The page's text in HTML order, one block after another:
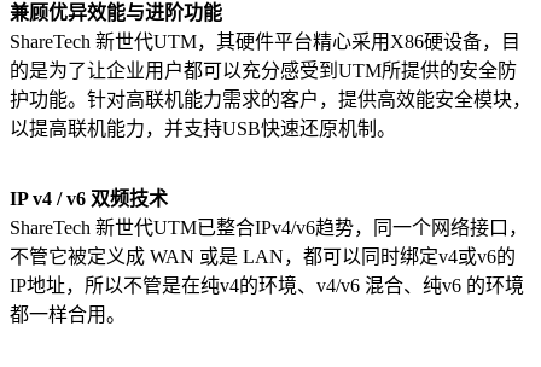
兼顾优异效能与进阶功能
ShareTech 新世代UTM，其硬件平台精心采用X86硬设备，目
的是为了让企业用户都可以充分感受到UTM所提供的安全防
护功能。针对高联机能力需求的客户，提供高效能安全模块，
以提高联机能力，并支持USB快速还原机制。
IP v4 / v6 双频技术
ShareTech 新世代UTM已整合IPv4/v6趋势，同一个网络接口，
不管它被定义成 WAN 或是 LAN，都可以同时绑定v4或v6的
IP地址，所以不管是在纯v4的环境、v4/v6 混合、纯v6 的环境
都一样合用。